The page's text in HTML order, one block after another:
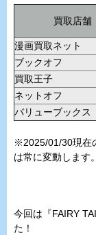
買取店舗
漫画買取ネット
ブックオフ
買取王子
ネットオフ
バリューブックス
※2025/01/30現在
は常に変動します
今回は『FAIRY
た！